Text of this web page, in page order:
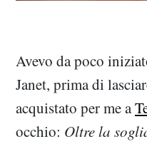
Avevo da poco
Janet, prima di
acquistato per me a
occhio: Oltre la